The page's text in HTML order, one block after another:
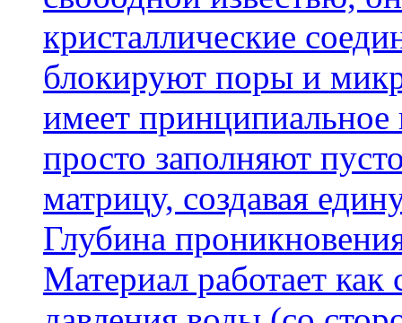
кристаллические
блокируют поры и
имеет
просто заполняют
матрицу, создавая
Глубина
Материал работает